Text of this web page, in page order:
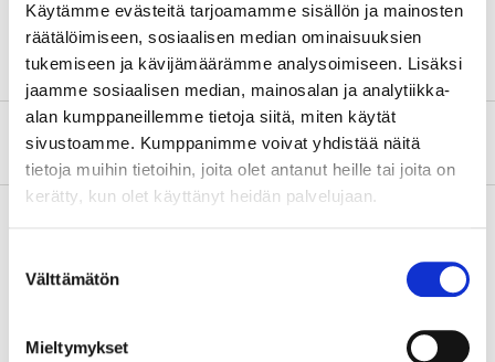
Käytämme evästeitä tarjoamamme sisällön ja mainosten
räätälöimiseen, sosiaalisen median ominaisuuksien
tukemiseen ja kävijämäärämme analysoimiseen. Lisäksi
jaamme sosiaalisen median, mainosalan ja analytiikka-
alan kumppaneillemme tietoja siitä, miten käytät
sivustoamme. Kumppanimme voivat yhdistää näitä
tietoja muihin tietoihin, joita olet antanut heille tai joita on
kerätty, kun olet käyttänyt heidän palvelujaan.
valinta
Välttämätön
Mieltymykset
Material
Aluminium
About the manufacturer